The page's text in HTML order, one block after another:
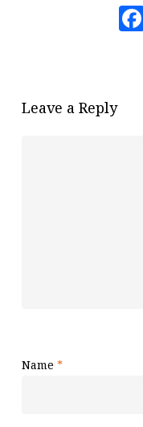
Leave a Reply
Name *